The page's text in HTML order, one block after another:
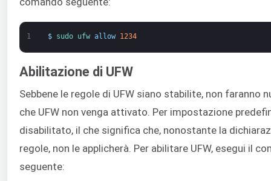
1 $ sudo ufw allow 1234
Abilitazione di UFW
Sebbene le regole di UFW siano stabilite, non faranno
che UFW non venga attivato. Per impostazione
disabilitato, il che significa che, nonostante la
regole, non le applicherà. Per abilitare UFW, esegui il
seguente: